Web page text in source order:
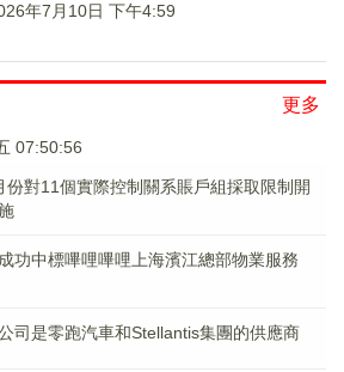
年7月10日 下午4:59
更多
07:50:56
份對11個實際控制關系賬戶組採取限制開
功中標嗶哩嗶哩上海濱江總部物業服務
司是零跑汽車和Stellantis集團的供應商